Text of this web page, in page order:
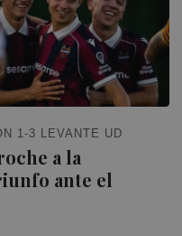
1-3 LEVANTE UD
a la
ante el